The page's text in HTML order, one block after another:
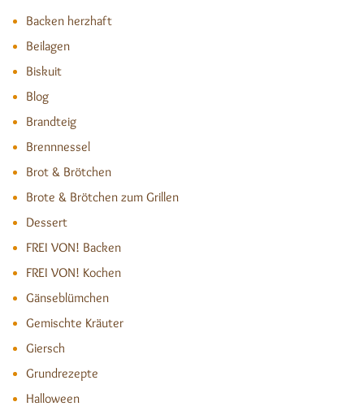
Backen herzhaft
Beilagen
Biskuit
Blog
Brandteig
Brennnessel
Brot & Brötchen
Brote & Brötchen zum Grillen
Dessert
FREI VON! Backen
FREI VON! Kochen
Gänseblümchen
Gemischte Kräuter
Giersch
Grundrezepte
Halloween